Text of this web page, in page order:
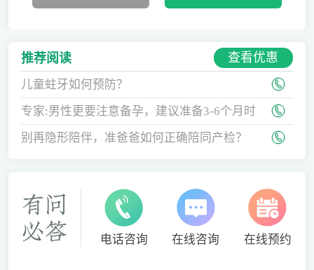
推荐阅读 查看优惠
儿童蛀牙如何预防？
专家:男性更要注意备孕，建议准备3-6个月时
间
别再隐形陪伴，准爸爸如何正确陪同产检？
电话咨询 在线咨询 在线预约